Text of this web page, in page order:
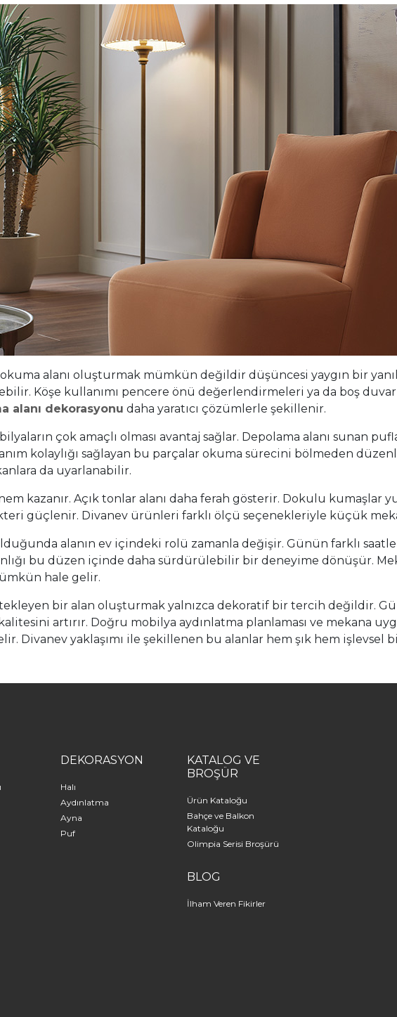
alanı oluşturmak mümkün değildir düşüncesi yaygın bir
Köşe kullanımı pencere önü değerlendirmeleri ya da boş
alanı dekorasyonu daha yaratıcı çözümlerle şekillenir.
çok amaçlı olması avantaj sağlar. Depolama alanı sunan
kolaylığı sağlayan bu parçalar okuma sürecini bölmeden
da uyarlanabilir.
kazanır. Açık tonlar alanı daha ferah gösterir. Dokulu
güçlenir. Divanev ürünleri farklı ölçü seçenekleriyle küçük
alanın ev içindeki rolü zamanla değişir. Günün farklı
bu düzen içinde daha sürdürülebilir bir deneyime dönüşür.
hale gelir.
bir alan oluşturmak yalnızca dekoratif bir tercih değildir.
artırır. Doğru mobilya aydınlatma planlaması ve mekana
Divanev yaklaşımı ile şekillenen bu alanlar hem şık hem işlevsel
DEKORASYON
Halı
Aydınlatma
Ayna
Puf
KATALOG VE
BROŞÜR
Ürün Kataloğu
Bahçe ve Balkon
Kataloğu
Olimpia Serisi Broşürü
BLOG
İlham Veren Fikirler